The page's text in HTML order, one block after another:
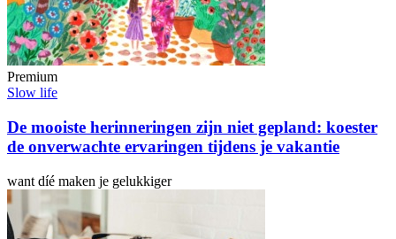
Premium
Slow life
De mooiste herinneringen zijn niet gepland: koester
de onverwachte ervaringen tijdens je vakantie
want díé maken je gelukkiger